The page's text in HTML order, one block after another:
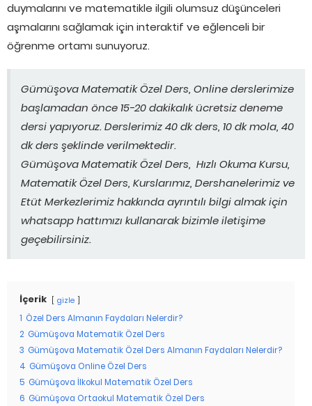
duymalarını ve matematikle ilgili olumsuz düşünceleri
aşmalarını sağlamak için interaktif ve eğlenceli bir
öğrenme ortamı sunuyoruz.
Gümüşova Matematik Özel Ders, Online derslerimize
başlamadan önce 15-20 dakikalık ücretsiz deneme
dersi yapıyoruz. Derslerimiz 40 dk ders, 10 dk mola, 40
dk ders şeklinde verilmektedir.
Gümüşova Matematik Özel Ders, Hızlı Okuma Kursu,
Matematik Özel Ders, Kurslarımız, Dershanelerimiz ve
Etüt Merkezlerimiz hakkında ayrıntılı bilgi almak için
whatsapp hattımızı kullanarak bizimle iletişime
geçebilirsiniz.
İçerik gizle
1 Özel Ders Almanın Faydaları Nelerdir?
2 Gümüşova Matematik Özel Ders
3 Gümüşova Matematik Özel Ders Almanın Faydaları Nelerdir?
4 Gümüşova Online Özel Ders
5 Gümüşova İlkokul Matematik Özel Ders
6 Gümüşova Ortaokul Matematik Özel Ders